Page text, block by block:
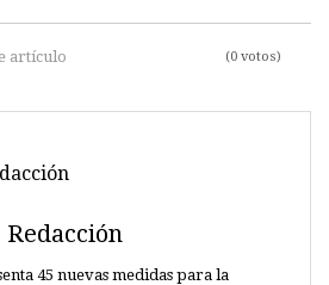
artículo (0 votos)
45 nuevas medidas para la